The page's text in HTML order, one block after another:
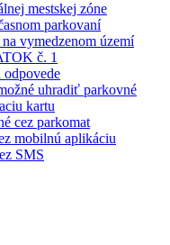
mestskej zóne
parkovaní
vymedzenom území
č. 1
odpovede
uhradiť parkovné
kartu
cez parkomat
mobilnú aplikáciu
SMS